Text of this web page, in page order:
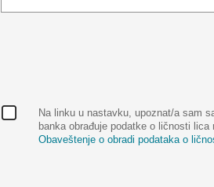
Na linku u nastavku, upoznat/a sam
banka obrađuje podatke o ličnosti
Obaveštenje o obradi podataka o